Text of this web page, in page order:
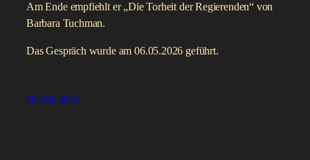
Am Ende empfiehlt er „Die Torheit der Regierenden“ von
Barbara Tuchman.
Das Gespräch wurde am 06.05.2026 geführt.
14. Mai 2026